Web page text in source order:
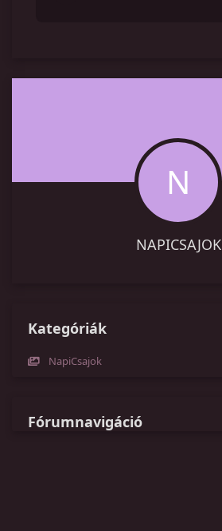
N
NAPICSAJOK
Kategóriák
NapiCsajok
Fórumnavigáció